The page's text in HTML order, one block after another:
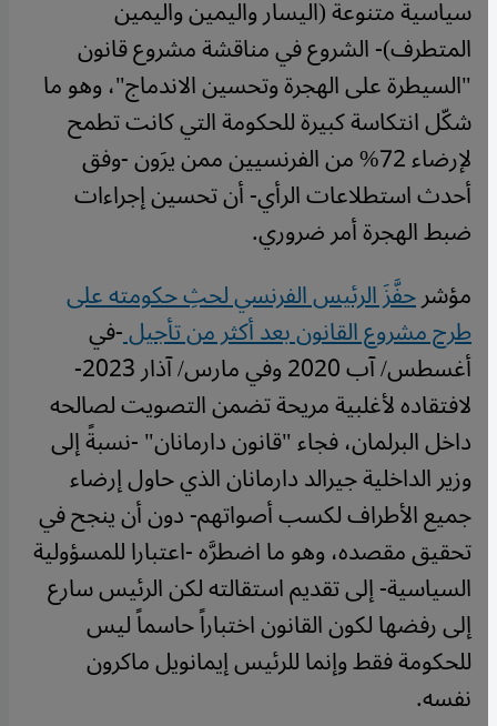
سياسية متنوعة (اليسار واليمين واليمين
المتطرف)- الشروع في مناقشة مشروع قانون
"السيطرة على الهجرة وتحسين الاندماج"، وهو ما
شكّل انتكاسة كبيرة للحكومة التي كانت تطمح
لإرضاء 72% من الفرنسيين ممن يرَون -وفق
أحدث استطلاعات الرأي- أن تحسين إجراءات
ضبط الهجرة أمر ضروري.
مؤشرحفَّزَ الرئيس الفرنسي لحثِ حكومته على
طرح مشروع القانون بعد أكثر من تأجيل-في
أغسطس/ آب 2020 وفي مارس/ آذار 2023-
لافتقاده لأغلبية مريحة تضمن التصويت لصالحه
داخل البرلمان، فجاء "قانون دارمانان" -نسبةً إلى
وزير الداخلية جيرالد دارمانان الذي حاول إرضاء
جميع الأطراف لكسب أصواتهم- دون أن ينجح في
تحقيق مقصده، وهو ما اضطرَّه -اعتبارا للمسؤولية
السياسية- إلى تقديم استقالته لكن الرئيس سارع
إلى رفضها لكون القانون اختباراً حاسماً ليس
للحكومة فقط وإنما للرئيس إيمانويل ماكرون
نفسه.